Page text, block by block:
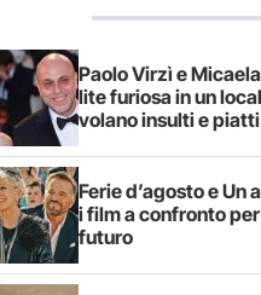
Paolo Virzì e
lite furiosa in un
volano insulti e piatti
Ferie d’agosto e Un
i film a confronto
futuro